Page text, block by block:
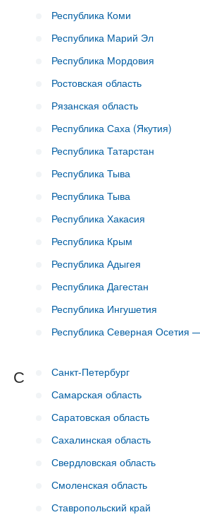
Республика Коми
Республика Марий Эл
Республика Мордовия
Ростовская область
Рязанская область
Республика Саха (Якутия)
Республика Татарстан
Республика Тыва
Республика Тыва
Республика Хакасия
Республика Крым
Республика Адыгея
Республика Дагестан
Республика Ингушетия
Республика Северная Осетия
С
Санкт-Петербург
Самарская область
Саратовская область
Сахалинская область
Свердловская область
Смоленская область
Ставропольский край